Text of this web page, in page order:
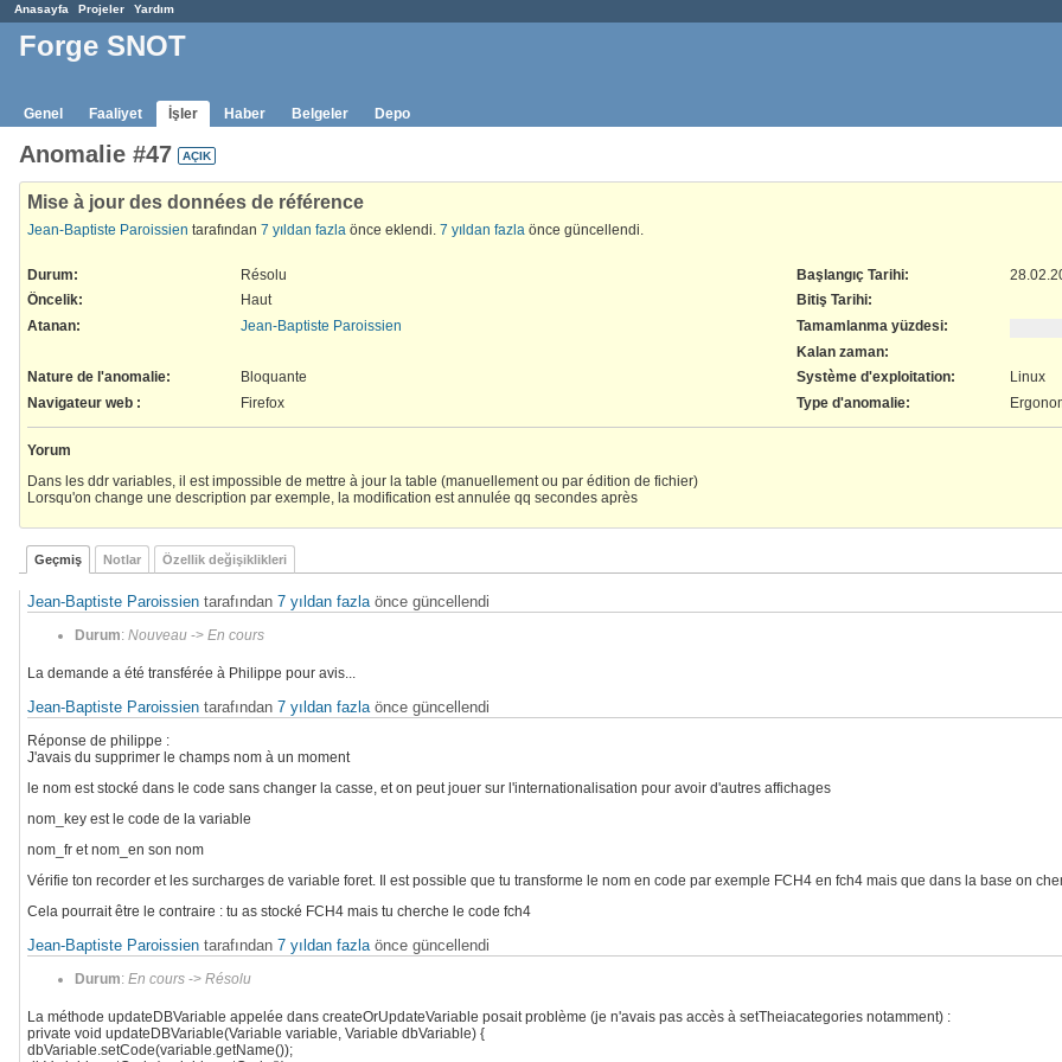
Anasayfa Projeler Yardım
Forge SNOT
Genel Faaliyet İşler Haber Belgeler Depo
Anomalie #47 AÇIK
Mise à jour des données de référence
Jean-Baptiste Paroissien tarafından 7 yıldan fazla önce eklendi. 7 yıldan fazla önce güncellendi.
Durum:
Résolu
Öncelik:
Haut
Atanan:
Jean-Baptiste Paroissien
Başlangıç Tarihi:
Bitiş Tarihi:
Tamamlanma yüzdesi:
Kalan zaman:
Nature de l'anomalie:
Bloquante
Navigateur web : Firefox
Système d'exploitation:
Linux
Type d'anomalie:
Yorum
Dans les ddr variables, il est impossible de mettre à jour la table (manuellement ou par édition de fichier)
Lorsqu'on change une description par exemple, la modification est annulée qq secondes après
Geçmiş Notlar Özellik değişiklikleri
Jean-Baptiste Paroissien tarafından 7 yıldan fazlaönce güncellendi
Durum: Nouveau -> En cours
La demande a été transférée à Philippe pour avis...
Jean-Baptiste Paroissien tarafından 7 yıldan fazlaönce güncellendi
​Réponse de philippe :
J'avais du supprimer le champs nom à un moment
le nom est stocké dans le code sans changer la casse, et on peut jouer sur l'internationalisation pour avoir d'autres affichages
nom_key est le code de la variable
nom_fr et nom_en son nom
Vérifie ton recorder et les surcharges de variable foret. Il est possible que tu transforme le nom en code par exemple FCH4 en fch4 mais que dans la base on
Cela pourrait être le contraire : tu as stocké FCH4 mais tu cherche le code fch4
Jean-Baptiste Paroissien tarafından 7 yıldan fazlaönce güncellendi
Durum: En cours -> Résolu
La méthode updateDBVariable appelée dans createOrUpdateVariable posait problème (je n'avais pas accès à setTheiacategories notamment) :
private void updateDBVariable(Variable variable, Variable dbVariable) {
dbVariable.setCode(variable.getName());